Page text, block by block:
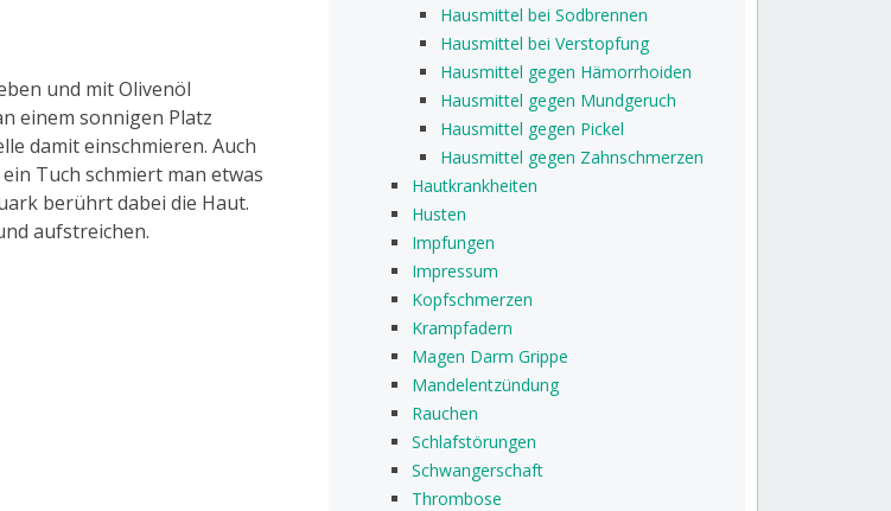
und mit Olivenöl
einem sonnigen Platz
damit einschmieren. Auch
Tuch schmiert man etwas
berührt dabei die Haut.
aufstreichen.
Hausmittel bei Sodbrennen
Hausmittel bei Verstopfung
Hausmittel gegen Hämorrhoiden
Hausmittel gegen Mundgeruch
Hausmittel gegen Pickel
Hausmittel gegen Zahnschmerzen
Hautkrankheiten
Husten
Impfungen
Impressum
Kopfschmerzen
Krampfadern
Magen Darm Grippe
Mandelentzündung
Rauchen
Schlafstörungen
Schwangerschaft
Thrombose